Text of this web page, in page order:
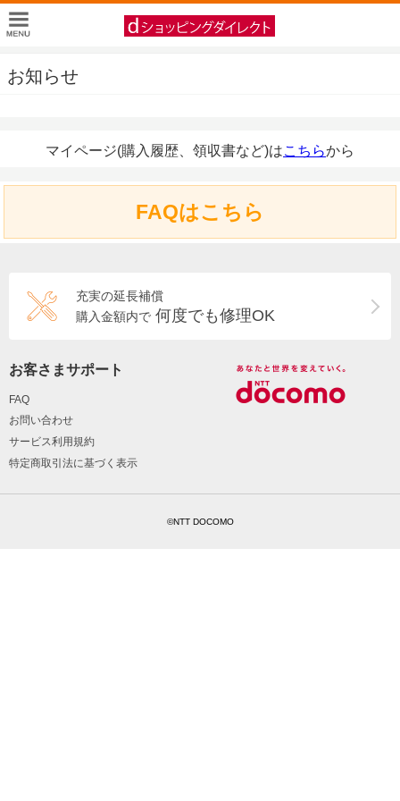
お知らせ
マイページ(購入履歴、領収書など)はこちらから
FAQはこちら
充実の延長補償
購入金額内で 何度でも修理OK
お客さまサポート
FAQ
お問い合わせ
サービス利用規約
特定商取引法に基づく表示
©NTT DOCOMO